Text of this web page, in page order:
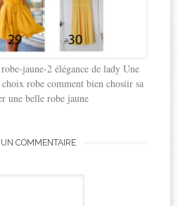
jaune-2 élégance de lady Une
robe comment bien chosiir sa
une belle robe jaune
COMMENTAIRE